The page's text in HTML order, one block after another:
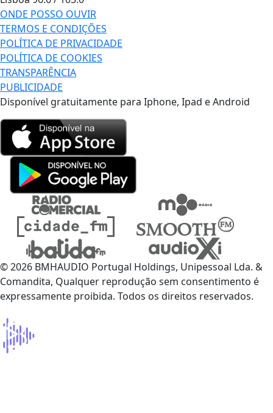
ONDE POSSO OUVIR
TERMOS E CONDIÇÕES
POLÍTICA DE PRIVACIDADE
POLÍTICA DE COOKIES
TRANSPARÊNCIA
PUBLICIDADE
Disponível gratuitamente para Iphone, Ipad e Android
© 2026 BMHAUDIO Portugal Holdings, Unipessoal Lda. &
Comandita, Qualquer reprodução sem consentimento é
expressamente proibida. Todos os direitos reservados.